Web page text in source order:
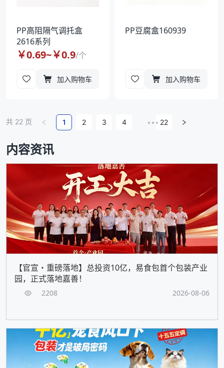
PP高阻隔气调托盒
2616系列
￥0.69~￥0.9/个
加入购物车
PP豆腐盒160939
加入购物车
共 22 页 1 2 3 4 ••• 22
内容资讯
【官宣・重磅落地】总投资10亿，易食包首个包装产业
园，正式落地嘉善！
2208 2026-08-06